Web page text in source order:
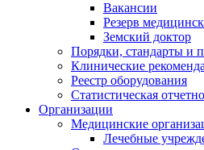
Вакансии
Резерв
Земский доктор
Порядки, стандарты и
Клинические
Реестр оборудования
Статистическая
Организации
Медицинские
Лечебные